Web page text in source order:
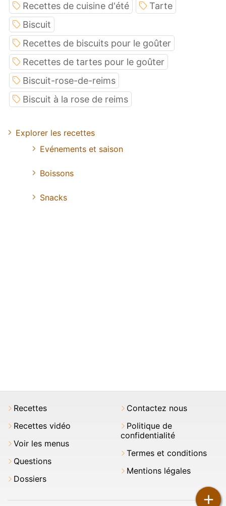
+
Recettes de cuisine d'été
Tarte
Biscuit
Recettes de biscuits pour le goûter
Recettes de tartes pour le goûter
Biscuit-rose-de-reims
Biscuit à la rose de reims
Explorer les recettes
Evénements et saison
Boissons
Snacks
Recettes
Recettes vidéo
Voir les menus
Questions
Dossiers
Contactez nous
Politique de
confidentialité
Termes et conditions
Mentions légales